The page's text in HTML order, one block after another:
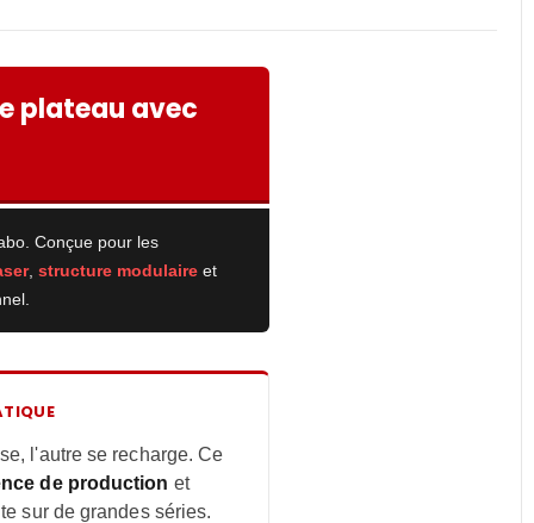
plateau avec
Conçue pour les
, structure modulaire et
l'autre se recharge. Ce
de production et
sur de grandes séries.